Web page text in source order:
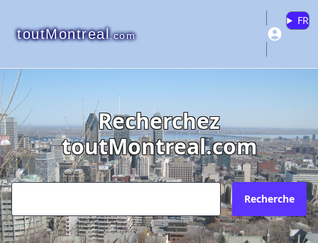
toutMontreal.com
FR
Recherchez
toutMontreal.com
Recherche